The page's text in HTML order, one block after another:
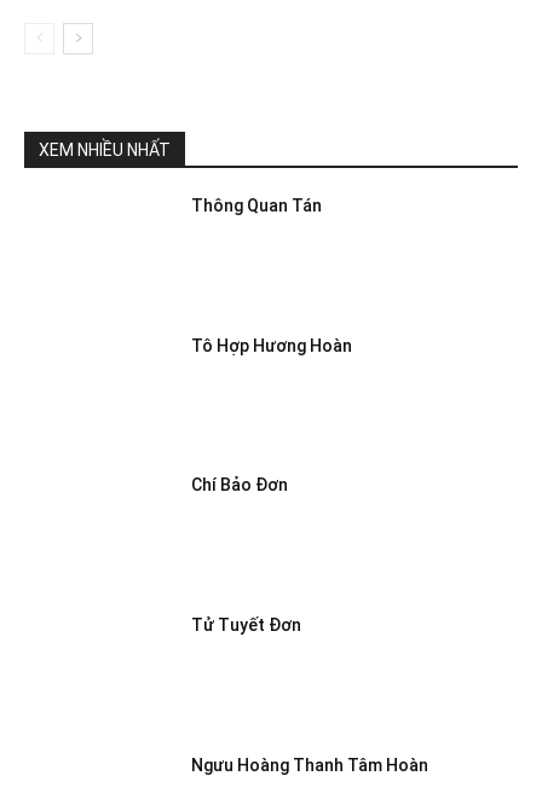
XEM NHIỀU NHẤT
Thông Quan Tán
Tô Hợp Hương Hoàn
Chí Bảo Đơn
Tử Tuyết Đơn
Ngưu Hoàng Thanh Tâm Hoàn